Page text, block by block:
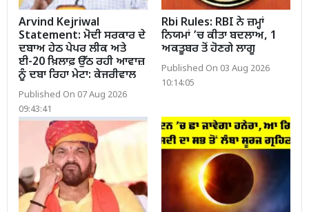
Arvind Kejriwal
Statement: ਮੋਦੀ ਸਰਕਾਰ ਦੇ
ਦਬਾਅ ਹੇਠ ਪੇਪਰ ਲੀਕ ਅਤੇ
ਈ-20 ਖ਼ਿਲਾਫ਼ ਉੱਠ ਰਹੀ ਆਵਾਜ਼
ਨੂੰ ਦਬਾ ਰਿਹਾ ਮੇਟਾ: ਕੇਜਰੀਵਾਲ
Published On 07 Aug 2026
09:43:41
Rbi Rules: RBI ਨੇ ਜ਼ਮ੍ਹਾਂ
ਨਿਯਮਾਂ ’ਚ ਕੀਤਾ ਬਦਲਾਅ, 1
ਅਕਤੂਬਰ ਤੋਂ ਹੋਣਗੇ ਲਾਗੂ
Published On 03 Aug 2026
10:14:05